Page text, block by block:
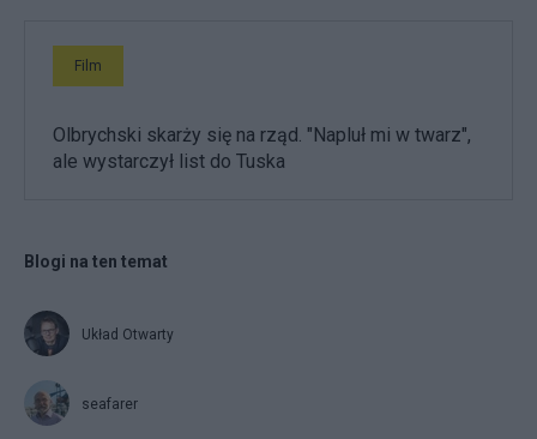
Film
Olbrychski skarży się na rząd. "Napluł mi w twarz",
ale wystarczył list do Tuska
Blogi na ten temat
Układ Otwarty
seafarer